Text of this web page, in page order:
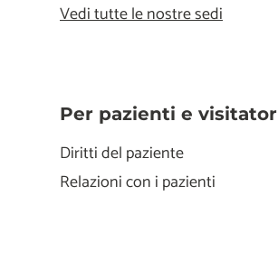
Vedi tutte le nostre sedi
Per pazienti e
Diritti del paziente
Relazioni con i pazienti